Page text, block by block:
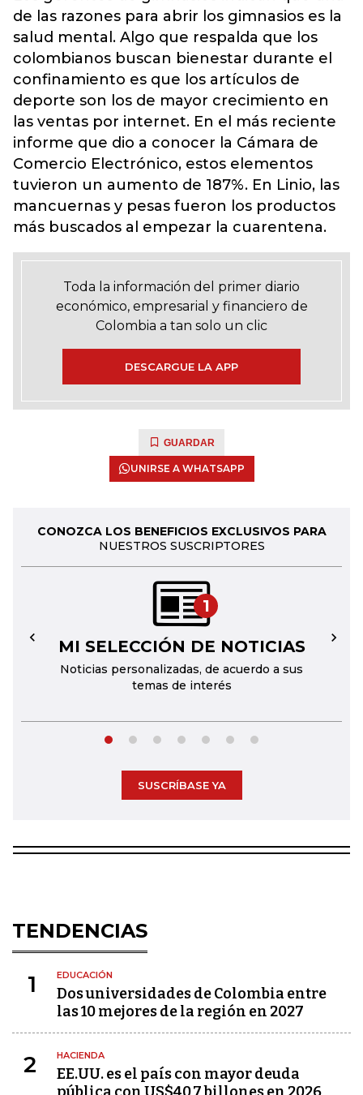
de las razones para abrir los gimnasios es la
salud mental. Algo que respalda que los
colombianos buscan bienestar durante el
confinamiento es que los artículos de
deporte son los de mayor crecimiento en
las ventas por internet. En el más reciente
informe que dio a conocer la Cámara de
Comercio Electrónico, estos elementos
tuvieron un aumento de 187%. En Linio, las
mancuernas y pesas fueron los productos
más buscados al empezar la cuarentena.
Toda la información del primer diario
económico, empresarial y financiero de
Colombia a tan solo un clic
DESCARGUE LA APP
GUARDAR
UNIRSE A WHATSAPP
CONOZCA LOS BENEFICIOS EXCLUSIVOS PARA
NUESTROS SUSCRIPTORES
1
MI SELECCIÓN DE NOTICIAS
Noticias personalizadas, de acuerdo a sus
temas de interés
← →
SUSCRÍBASE YA
TENDENCIAS
1 EDUCACIÓN
Dos universidades de Colombia entre
las 10 mejores de la región en 2027
2 HACIENDA
EE.UU. es el país con mayor deuda